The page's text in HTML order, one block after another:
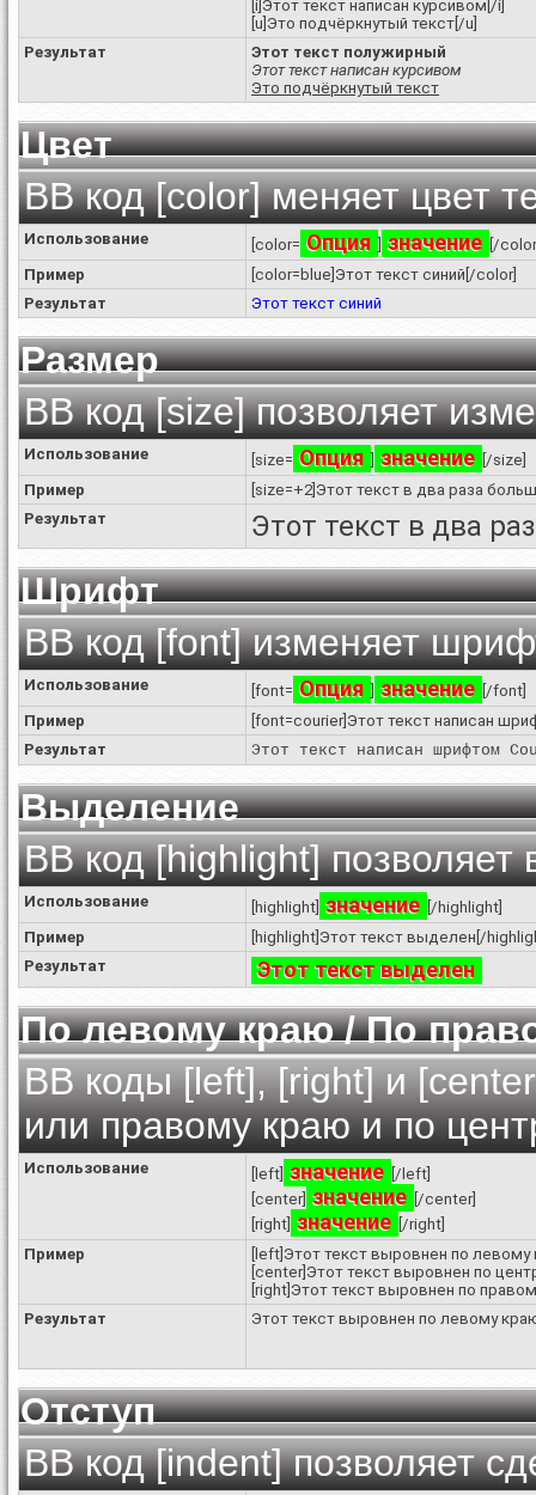
[i]Этот текст написан курсивом[/i]
[u]Это подчёркнутый текст[/u]
Результат
Этот текст полужирный
Этот текст написан курсивом
Это подчёркнутый текст
Цвет
BB код [color] меняет цвет
Использование [color= Опция значение [/
Пример
[color=blue]Этот текст синий[/color]
Результат
Этот текст синий
Размер
BB код [size] позволяет
Использование [size= Опция значение [/size]
Пример
[size=+2]Этот текст в два раза
Результат
Этот текст в два
Шрифт
BB код [font] изменяет
Использование [font= Опция значение [/font]
Пример
[font=courier]Этот текст написан
Результат
Этот текст написан шрифтом
Выделение
BB код [highlight] позволяет
Использование [highlight] значение [/highlight]
Пример
[highlight]Этот текст выделен[/
Результат
Этот текст выделен
По левому краю / По
BB коды [left], [right] и
или правому краю и по
Использование [left] значение [/left]
[center] значение [/center]
[right] значение [/right]
Пример
[left]Этот текст выровнен по
[center]Этот текст выровнен по
[right]Этот текст выровнен по
Результат
Этот текст выровнен по левому
Отступ
BB код [indent] позволяет